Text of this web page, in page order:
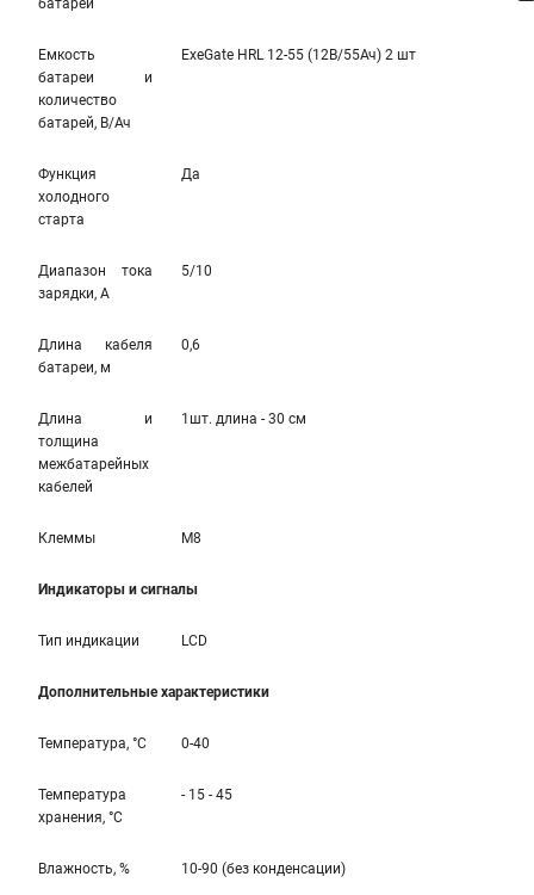
батареи
Емкость
батареи и
количество
батарей, В/Ач
ExeGate HRL 12-55 (12В/55Ач) 2 шт
Функция
холодного
старта
Да
Диапазон тока
зарядки, А
5/10
Длина кабеля
батареи, м
0,6
Длина и
толщина
межбатарейных
кабелей
1шт. длина - 30 см
Клеммы M8
Индикаторы и сигналы
Тип индикации LCD
Дополнительные характеристики
Температура, °С 0-40
Температура
хранения, °С
- 15 - 45
Влажность, % 10-90 (без конденсации)